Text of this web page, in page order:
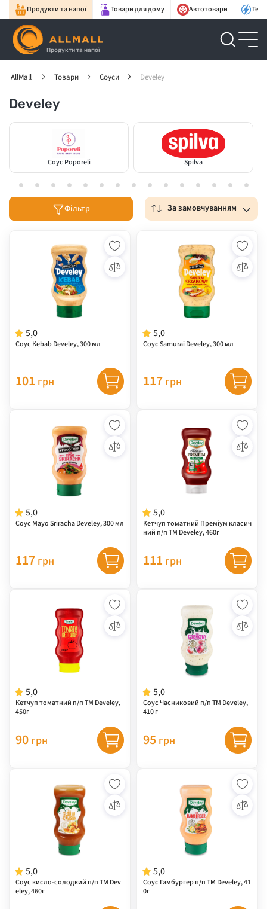
Продукти та напої Товари для дому Автотовари
Продукти та напої
AllMall Товари Соуси Develey
Develey
Соус Poporeli Spilva
Фільтр За замовчуванням
5,0
Соус Kebab Develey, 300 мл
101 грн
5,0
Соус Samurai Develey, 300 мл
117 грн
5,0
Соус Mayo Sriracha Develey, 300 мл
117 грн
5,0
Кетчуп томатний Преміум класич
ний п/п ТМ Develey, 460г
111 грн
5,0
Кетчуп томатний п/п ТМ Develey,
450г
90 грн
5,0
Соус Часниковий п/п ТМ Develey,
410 г
95 грн
5,0
Соус кисло-солодкий п/п ТМ Dev
eley, 460г
5,0
Соус Гамбургер п/п ТМ Develey, 41
0г